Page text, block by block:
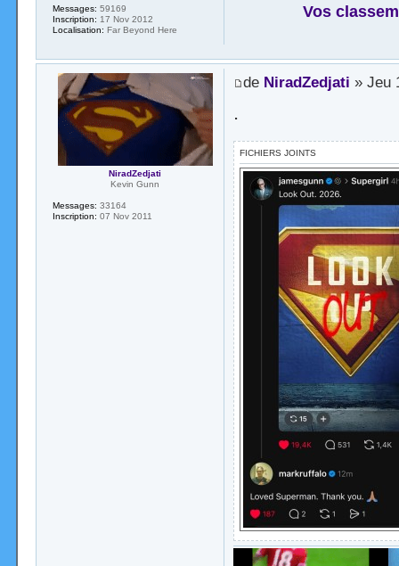
Vos
Messages: 59169
Inscription: 17 Nov 2012
Localisation: Far Beyond Here
de NiradZedjati » Jeu
.
FICHIERS JOINTS
NiradZedjati
Kevin Gunn
Messages: 33164
Inscription: 07 Nov 2011